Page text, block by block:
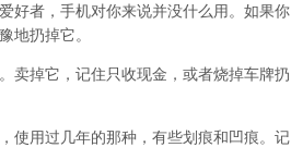
好者，手机对你来说并没什么用。如果你
地扔掉它。
。卖掉它，记住只收现金，或者烧掉车牌扔
使用过几年的那种，有些划痕和凹痕。记